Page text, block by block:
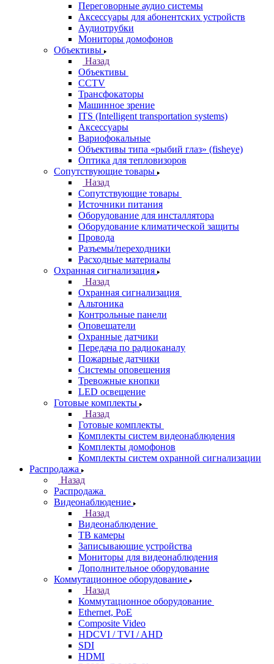
Переговорные аудио системы
Аксессуары для абонентских устройств
Аудиотрубки
Мониторы домофонов
Объективы
Назад
Объективы
CCTV
Трансфокаторы
Машинное зрение
ITS (Intelligent transportation systems)
Аксессуары
Вариофокальные
Объективы типа «рыбий глаз» (fisheye)
Оптика для тепловизоров
Сопутствующие товары
Назад
Сопутствующие товары
Источники питания
Оборудование для инсталлятора
Оборудование климатической защиты
Провода
Разъемы/переходники
Расходные материалы
Охранная сигнализация
Назад
Охранная сигнализация
Альтоника
Контрольные панели
Оповещатели
Охранные датчики
Передача по радиоканалу
Пожарные датчики
Системы оповещения
Тревожные кнопки
LED освещение
Готовые комплекты
Назад
Готовые комплекты
Комплекты систем видеонаблюдения
Комплекты домофонов
Комплекты систем охранной сигнализации
Распродажа
Назад
Распродажа
Видеонаблюдение
Назад
Видеонаблюдение
ТВ камеры
Записывающие устройства
Мониторы для видеонаблюдения
Дополнительное оборудование
Коммутационное оборудование
Назад
Коммутационное оборудование
Ethernet, PoE
Composite Video
HDCVI / TVI / AHD
SDI
HDMI